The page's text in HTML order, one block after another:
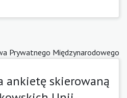
Prywatnego Międzynarodowego
ankietę skierowaną